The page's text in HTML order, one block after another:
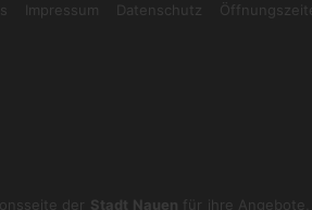
Impressum Datenschutz
der Stadt Nauen für ihre